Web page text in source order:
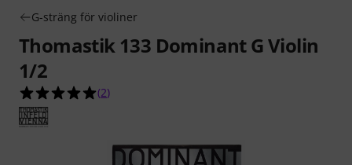
G-sträng för violiner
Thomastik 133 Dominant G Violin
1/2
5.0 av 5 stjärnor från 2 kundbetyg
(2)